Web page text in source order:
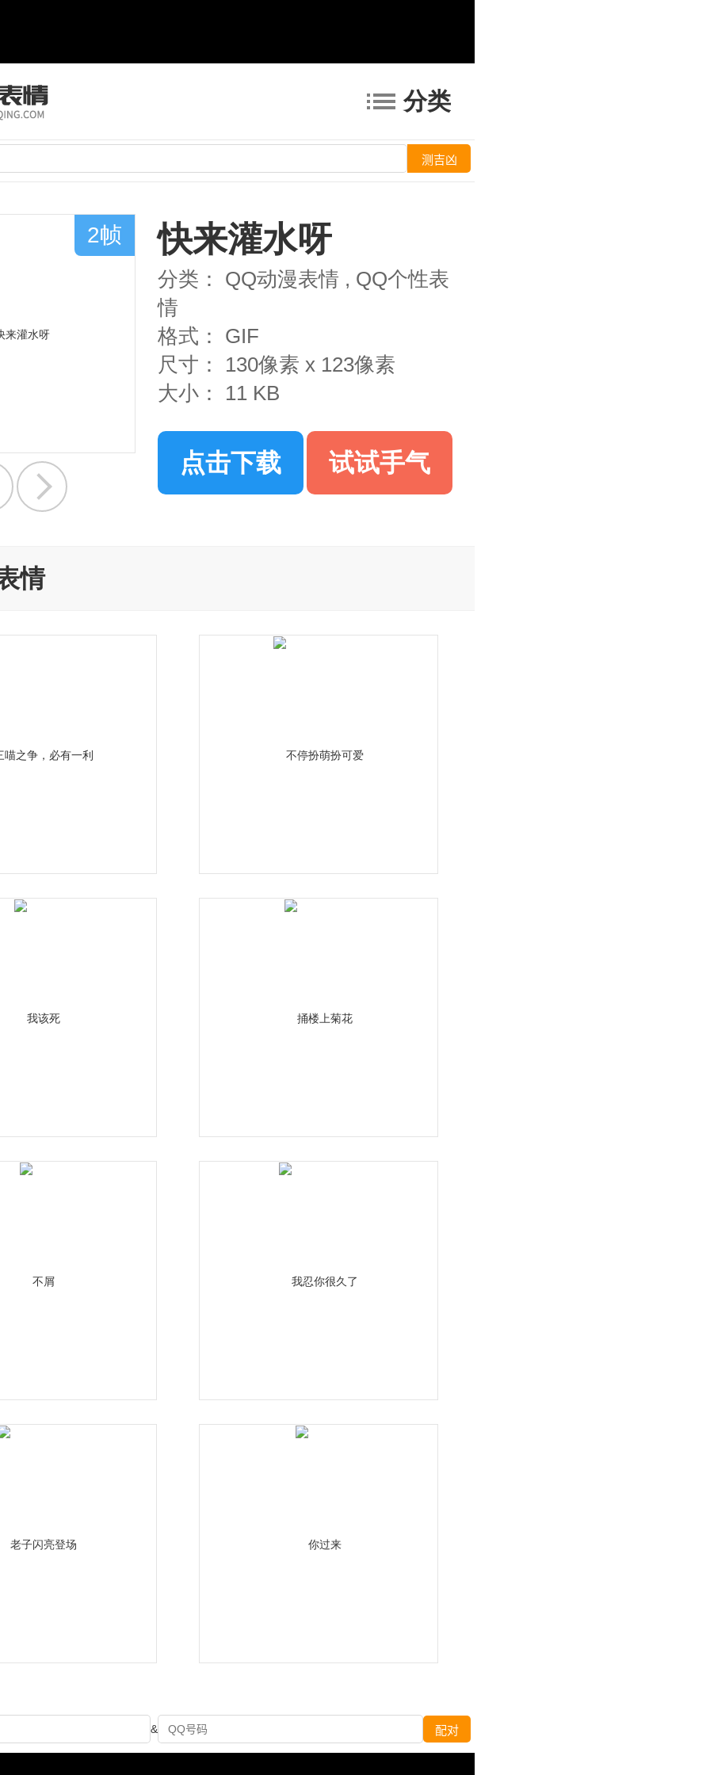
分类
2帧 快来灌水呀
分类： QQ动漫表情 , QQ个性表
情
格式：
GIF
尺寸：
130像素 x 123像素
大小：
11 KB
点击下载 试试手气
情